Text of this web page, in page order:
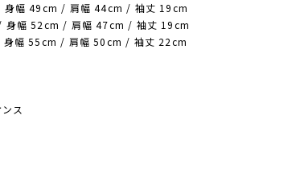
身幅 49cm / 肩幅 44cm / 袖丈 19cm
身幅 52cm / 肩幅 47cm / 袖丈 19cm
身幅 55cm / 肩幅 50cm / 袖丈 22cm
ス